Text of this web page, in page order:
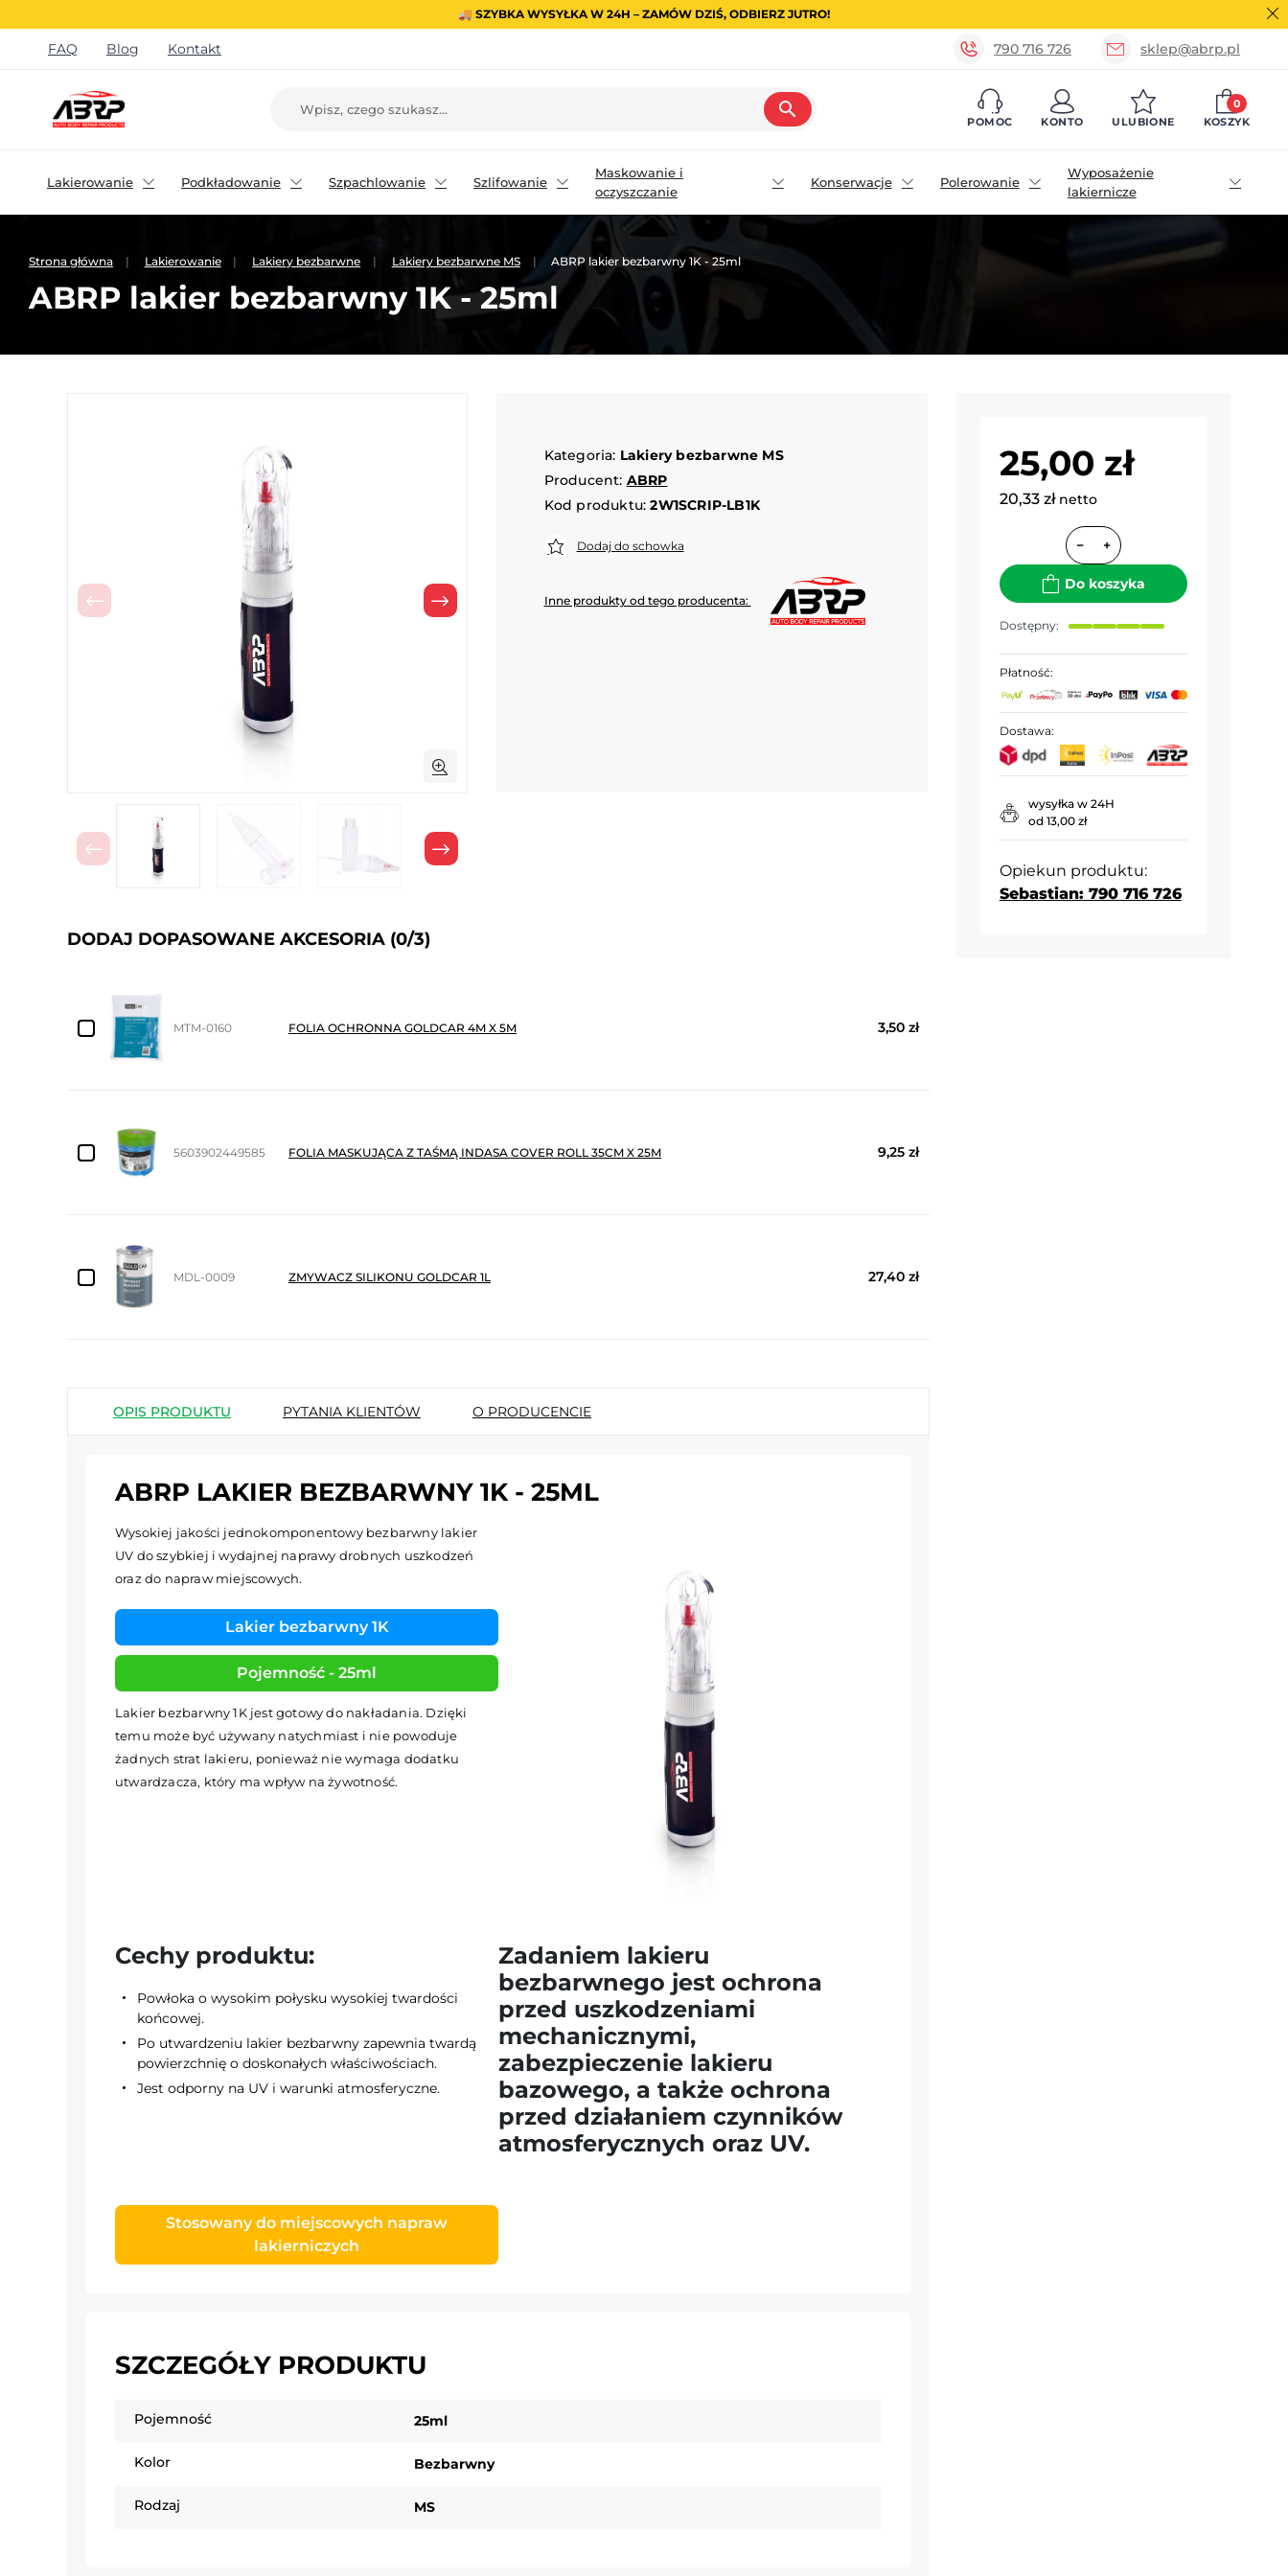
🚚 SZYBKA WYSYŁKA W 24H – ZAMÓW DZIŚ, ODBIERZ JUTRO!
FAQ Blog Kontakt 790 716 726 sklep@abrp.pl
search
POMOC KONTO ULUBIONE KOSZYK
0
Lakierowanie Podkładowanie Szpachlowanie Szlifowanie
Maskowanie i
oczyszczanie
Konserwacje Polerowanie
Wyposażenie
lakiernicze
Strona główna Lakierowanie Lakiery bezbarwne Lakiery bezbarwne MS ABRP lakier bezbarwny 1K - 25ml
ABRP lakier bezbarwny 1K - 25ml
Poprzedni Następny
Poprzedni Następny
Kategoria: Lakiery bezbarwne MS
Producent: ABRP
Kod produktu: 2W1SCRIP-LB1K
Dodaj do schowka
Inne produkty od tego producenta:
25,00 zł
20,33 zł netto
− +
Do koszyka
Dostępny:
Płatność:
Dostawa:
wysyłka w 24H
od 13,00 zł
Opiekun produktu:
Sebastian: 790 716 726
DODAJ DOPASOWANE AKCESORIA (0/3)
MTM-0160 FOLIA OCHRONNA GOLDCAR 4M X 5M 3,50 zł
5603902449585 FOLIA MASKUJĄCA Z TAŚMĄ INDASA COVER ROLL 35CM X 25M 9,25 zł
MDL-0009 ZMYWACZ SILIKONU GOLDCAR 1L 27,40 zł
OPIS PRODUKTU PYTANIA KLIENTÓW O PRODUCENCIE
ABRP LAKIER BEZBARWNY 1K - 25ML
Wysokiej jakości jednokomponentowy bezbarwny lakier
UV do szybkiej i wydajnej naprawy drobnych uszkodzeń
oraz do napraw miejscowych.
Lakier bezbarwny 1K
Pojemność - 25ml
Lakier bezbarwny 1K jest gotowy do nakładania. Dzięki
temu może być używany natychmiast i nie powoduje
żadnych strat lakieru, ponieważ nie wymaga dodatku
utwardzacza, który ma wpływ na żywotność.
Cechy produktu:
Powłoka o wysokim połysku wysokiej twardości
końcowej.
Po utwardzeniu lakier bezbarwny zapewnia twardą
powierzchnię o doskonałych właściwościach.
Jest odporny na UV i warunki atmosferyczne.
Zadaniem lakieru
bezbarwnego jest ochrona
przed uszkodzeniami
mechanicznymi,
zabezpieczenie lakieru
bazowego, a także ochrona
przed działaniem czynników
atmosferycznych oraz UV.
Stosowany do miejscowych napraw
lakierniczych
SZCZEGÓŁY PRODUKTU
Pojemność 25ml
Kolor Bezbarwny
Rodzaj MS